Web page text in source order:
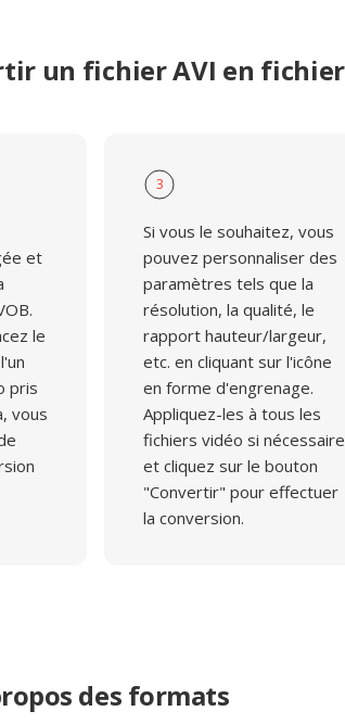
un fichier AVI en fichier
et
le
pris
vous
3
Si vous le souhaitez, vous
pouvez personnaliser des
paramètres tels que la
résolution, la qualité, le
rapport hauteur/largeur,
etc. en cliquant sur l'icône
en forme d'engrenage.
Appliquez-les à tous les
fichiers vidéo si nécessaire
et cliquez sur le bouton
"Convertir" pour effectuer
la conversion.
des formats